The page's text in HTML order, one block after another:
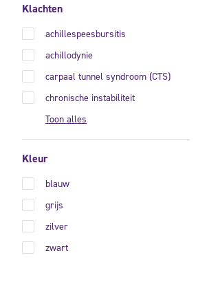
Klachten
achillespeesbursitis
achillodynie
carpaal tunnel syndroom (CTS)
chronische instabiliteit
Toon alles
Kleur
blauw
grijs
zilver
zwart